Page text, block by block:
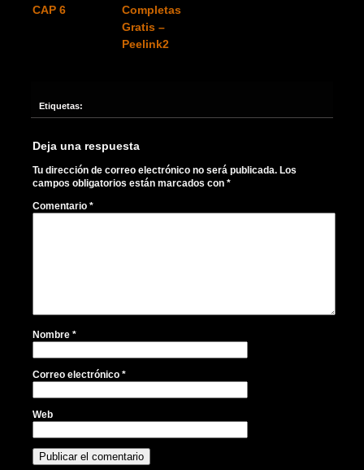
CAP 6
Completas
Gratis –
Peelink2
Etiquetas:
Deja una respuesta
Tu dirección de correo electrónico no será publicada. Los
campos obligatorios están marcados con *
Comentario *
Nombre *
Correo electrónico *
Web